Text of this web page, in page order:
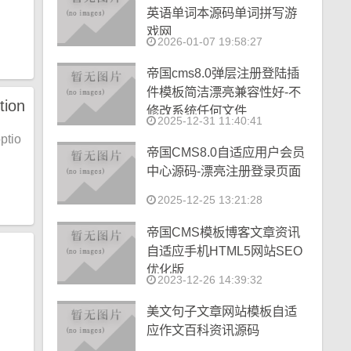
英语单词本源码单词拼写游
戏网
2026-01-07 19:58:27
帝国cms8.0弹层注册登陆插
件模板简洁漂亮兼容性好-不
修改系统任何文件
2025-12-31 11:40:41
帝国CMS8.0自适应用户会员
中心源码-漂亮注册登录页面
2025-12-25 13:21:28
帝国CMS模板博客文章资讯
自适应手机HTML5网站SEO
优化版
2023-12-26 14:39:32
美文句子文章网站模板自适
应作文百科资讯源码